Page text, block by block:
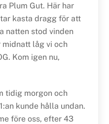
Plum Gut. Här har
kasta dragg för att
natten stod vinden
låg vi och
Kom igen nu,
tidig morgon och
kunde hålla undan.
före oss, efter 43